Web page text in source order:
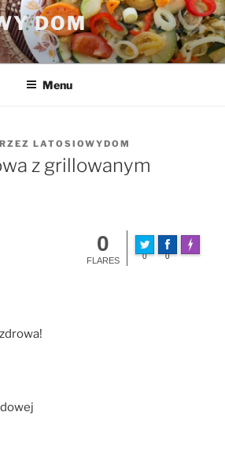
DOM
Menu
LATOSIOWYDOM
z grillowanym
0
FLARES 0 0
Made with